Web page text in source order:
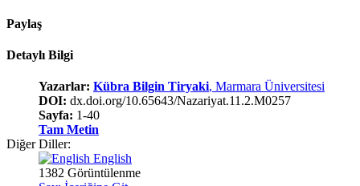
Paylaş
Detaylı Bilgi
Yazarlar: Kübra Bilgin Tiryaki, Marmara Üniversitesi
DOI: dx.doi.org/10.65643/Nazariyat.11.2.M0257
Sayfa: 1-40
Tam Metin
Diğer Diller:
English
1382 Görüntülenme